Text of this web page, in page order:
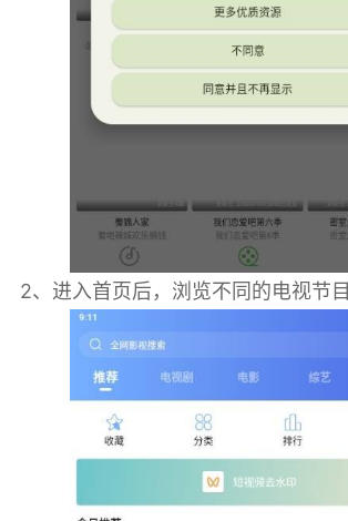
2、进入首页后，浏览不同的电视节目